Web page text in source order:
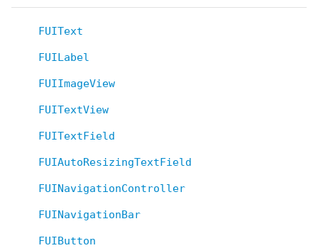
FUIText
FUILabel
FUIImageView
FUITextView
FUITextField
FUIAutoResizingTextField
FUINavigationController
FUINavigationBar
FUIButton